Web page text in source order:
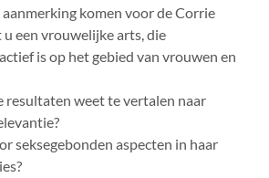
komen voor de Corrie
een vrouwelijke arts, die
is op het gebied van vrouwen en
resultaten weet te vertalen naar
seksegebonden aspecten in haar